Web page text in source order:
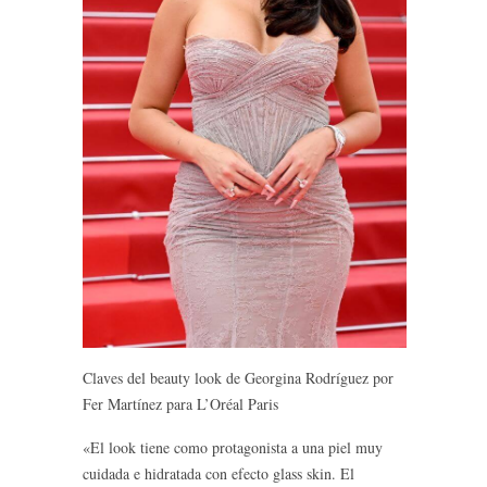
Claves del beauty look de Georgina Rodríguez por
Fer Martínez para L’Oréal Paris
«El look tiene como protagonista a una piel muy
cuidada e hidratada con efecto glass skin. El